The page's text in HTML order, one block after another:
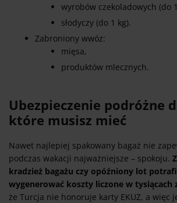
wyrobów czekoladowych (do
słodyczy (do 1 kg).
Zabroniony wwóz:
mięsa,
produktów mlecznych.
Ubezpieczenie podróżne
które musisz mieć
Nawet najlepiej spakowany bagaż nie
podczas wakacji najważniejsze – spokoju.
kradzież bagażu czy opóźniony lot
wygenerować koszty liczone w tysiącach
że Turcja nie honoruje karty EKUZ, a więc